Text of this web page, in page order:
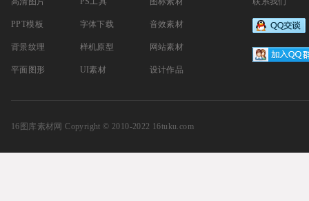
PPT模板
背景纹理
平面图形
字体下载
样机原型
UI素材
音效素材
网站素材
设计作品
16图库素材网 Copyright © 2010-2022 16tuku.com